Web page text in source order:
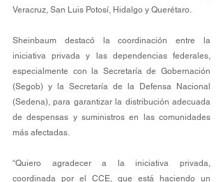
Veracruz, San Luis Potosí, Hidalgo y Querétaro.
Sheinbaum destacó la coordinación entre la
iniciativa privada y las dependencias federales,
especialmente con la Secretaría de Gobernación
(Segob) y la Secretaría de la Defensa Nacional
(Sedena), para garantizar la distribución adecuada
de despensas y suministros en las comunidades
más afectadas.
“Quiero agradecer a la iniciativa privada,
coordinada por el CCE, que está haciendo un